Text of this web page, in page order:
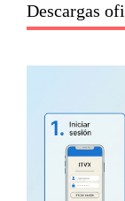
Descargas